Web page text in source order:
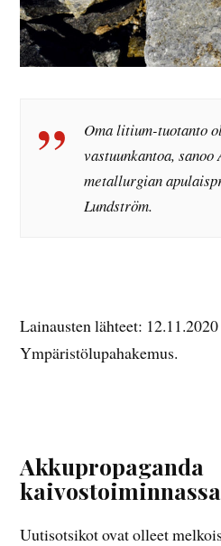
Oma litium-tuotanto
vastuunkantoa,
metallurgian
Lundström.
Lainausten lähteet:
Ympäristölupahakemus.
Akkupropaganda
kaivostoiminnassa
Uutisotsikot ovat olleet